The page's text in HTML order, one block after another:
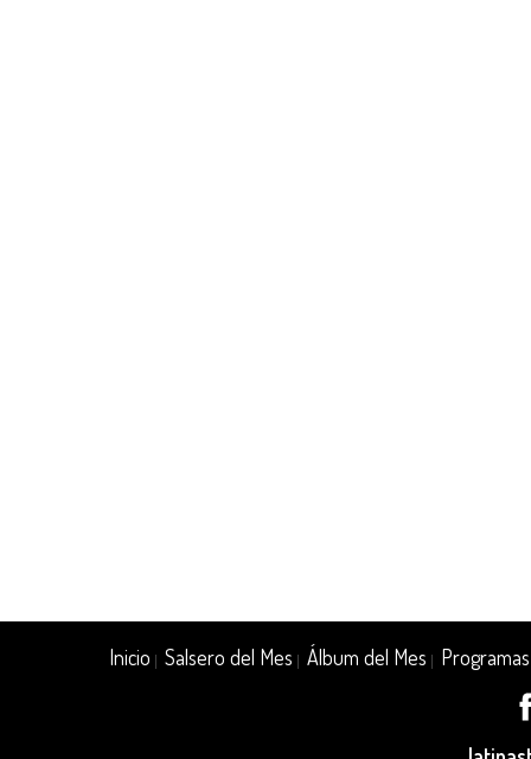
Inicio |Salsero del Mes |Álbum del Mes Programas